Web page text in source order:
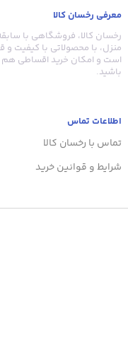
معرفی رخسان کالا
رخسان کالا، فروشگاهی با
منزل، با محصولاتی با کیفیت
است و امکان خرید اقساطی هم
باشید.
اطلاعات تماس
تماس با رخسان کالا
شرایط و قوانین خرید